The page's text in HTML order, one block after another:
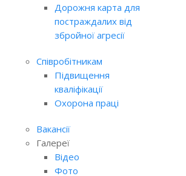
Дорожня карта для
постраждалих від
збройної агресії
Співробітникам
Підвищення
кваліфікації
Охорона праці
Вакансії
Галереї
Відео
Фото